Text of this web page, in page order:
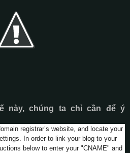
này, chúng ta chỉ cần để ý
registrar’s website, and locate your
In order to link your blog to your
below to enter your "CNAME" and